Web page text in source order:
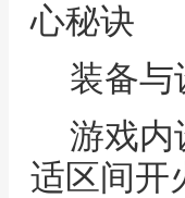
心秘诀
装备与
游戏内
适区间开